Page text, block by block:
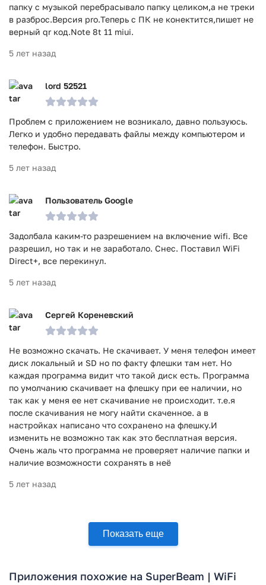
папку с музыкой перебрасывало папку целиком,а не треки
в разброс.Версия pro.Теперь с ПК не конектится,пишет не
верный qr код.Note 8t 11 miui.
5 лет назад
lord 52521
Проблем с приложением не возникало, давно пользуюсь.
Легко и удобно передавать файлы между компьютером и
телефон. Быстро.
5 лет назад
Пользователь Google
Задолбала каким-то разрешением на включение wifi. Все
разрешил, но так и не заработало. Снес. Поставил WiFi
Direct+, все перекинул.
5 лет назад
Сергей Кореневский
Не возможно скачать. Не скачивает. У меня телефон имеет
диск локальный и SD но по факту флешки там нет. Но
каждая программа видит что такой диск есть. Программа
по умолчанию скачивает на флешку при ее наличии, но
так как у меня ее нет скачивание не происходит. т.е.я
после скачивания не могу найти скаченное. а в
настройках написано что сохранено на флешку.И
изменить не возможно так как это бесплатная версия.
Очень жаль что программа не проверяет наличие папки и
наличие возможности сохранять в неё
5 лет назад
Показать еще
Приложения похожие на SuperBeam | WiFi